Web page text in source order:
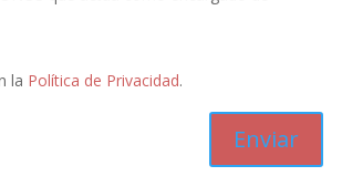
la Política de Privacidad.